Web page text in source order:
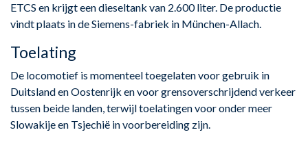
ETCS en krijgt een dieseltank van 2.600 liter. De productie
vindt plaats in de Siemens-fabriek in München-Allach.
Toelating
De locomotief is momenteel toegelaten voor gebruik in
Duitsland en Oostenrijk en voor grensoverschrijdend verkeer
tussen beide landen, terwijl toelatingen voor onder meer
Slowakije en Tsjechië in voorbereiding zijn.